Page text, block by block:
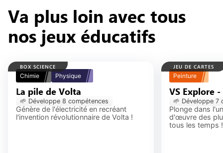
Va plus loin avec tous
nos jeux éducatifs
BOX SCIENCE
Chimie Physique
La pile de Volta
🌱 Développe 8 compétences
Génère de l'électricité en recréant
l'invention révolutionnaire de Volta !
JEU DE CARTES
Peinture
VS Explore -
🌱 Développe 7
Plonge dans
d'œuvre des
tous les temps !